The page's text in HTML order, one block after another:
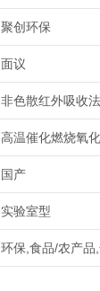
聚创环保
面议
非色散红外吸收法
高温催化燃烧氧化
国产
实验室型
环保,食品/农产品